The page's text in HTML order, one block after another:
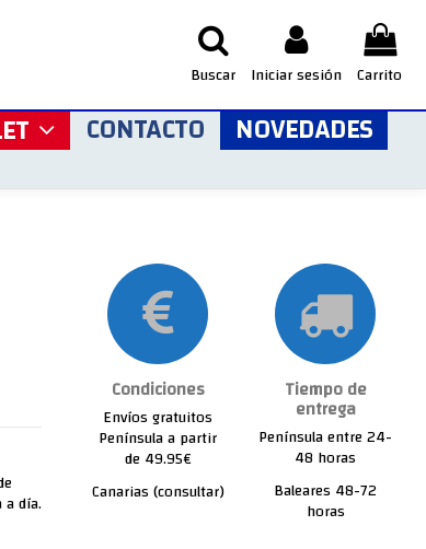
Buscar Iniciar sesión Carrito
CONTACTO NOVEDADES
día.
Condiciones
Envíos gratuitos
Península a partir
de 49.95€
Canarias (consultar)
Tiempo de
entrega
Península entre 24-
48 horas
Baleares 48-72
horas